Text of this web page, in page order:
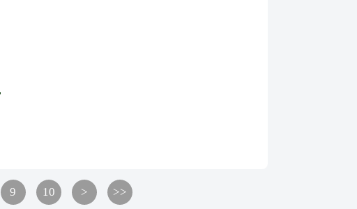
9 10 > >>